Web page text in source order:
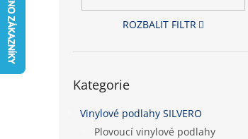
ROZBALIT FILTR
kategorie
Kategorie
Vinylové podlahy SILVERO
Plovoucí vinylové podlahy